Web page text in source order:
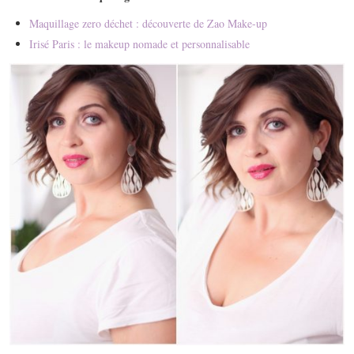
Maquillage zero déchet : découverte de Zao Make-up
Irisé Paris : le makeup nomade et personnalisable